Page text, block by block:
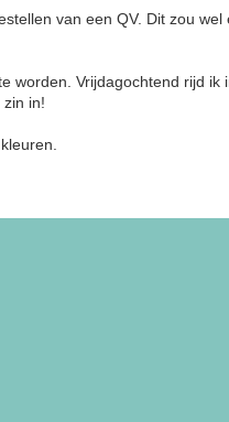
van een QV. Dit zou
worden. Vrijdagochtend rijd
in!